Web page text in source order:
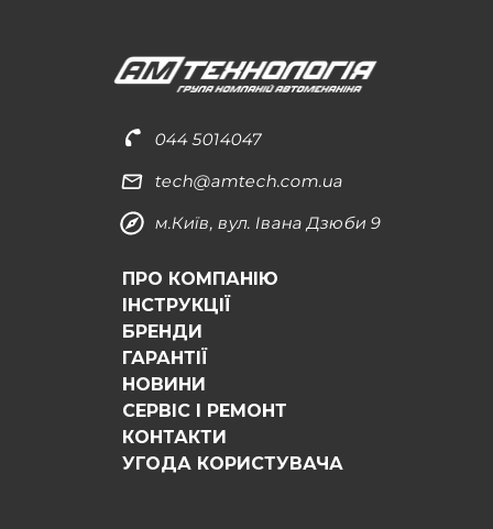
044 5014047
tech@amtech.com.ua
м.Київ, вул. Івана Дзюби 9
ПРО КОМПАНІЮ
ІНСТРУКЦІЇ
БРЕНДИ
ГАРАНТІЇ
НОВИНИ
СЕРВІС І РЕМОНТ
КОНТАКТИ
УГОДА КОРИСТУВАЧА